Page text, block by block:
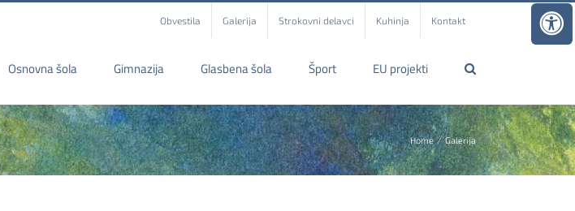
Obvestila Galerija Strokovni delavci Kuhinja Kontakt
Osnovna šola Gimnazija Glasbena šola Šport EU projekti
Home Galerija